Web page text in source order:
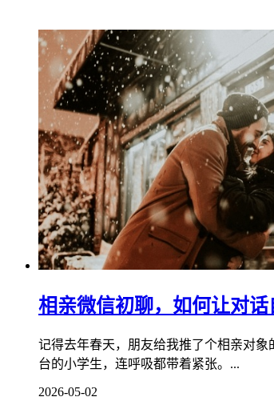
相亲微信初聊，如何让对话
记得去年春天，朋友给我推了个相亲对
台的小学生，连呼吸都带着紧张。...
2026-05-02